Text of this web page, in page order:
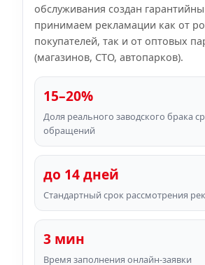
обслуживания создан
принимаем рекламации как от
покупателей, так и от оптовых
(магазинов, СТО, автопарков).
15–20%
Доля реального заводского брака
обращений
до 14 дней
Стандартный срок рассмотрения
3 мин
Время заполнения онлайн‑заявки